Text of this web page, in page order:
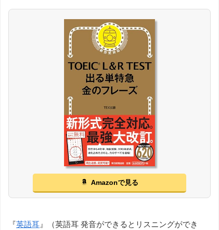
Amazonで見る
『英語耳』（英語耳 発音ができるとリスニングができ